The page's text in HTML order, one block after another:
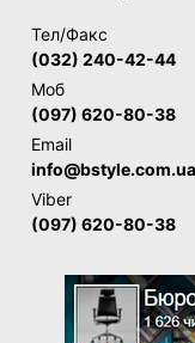
Тел/Факс
(032) 240-42-44
Моб
(097) 620-80-38
Email
info@bstyle.com.ua
Viber
(097) 620-80-38